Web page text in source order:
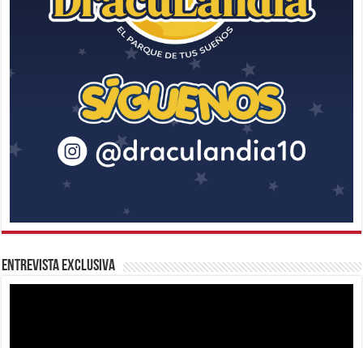
Entrevista Exclusiva